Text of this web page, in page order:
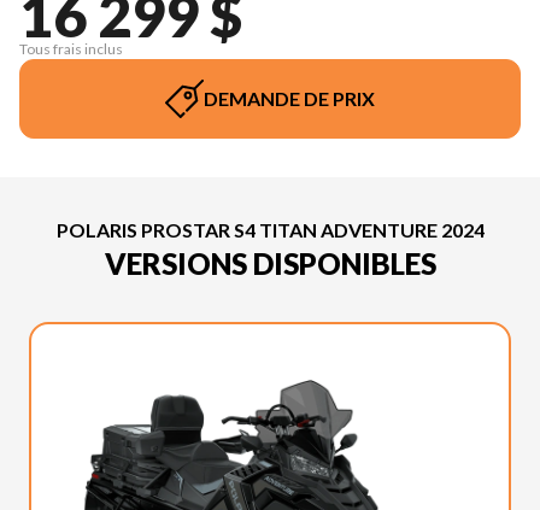
16 299 $
Tous frais inclus
DEMANDE DE PRIX
POLARIS PROSTAR S4 TITAN ADVENTURE 2024
VERSIONS DISPONIBLES